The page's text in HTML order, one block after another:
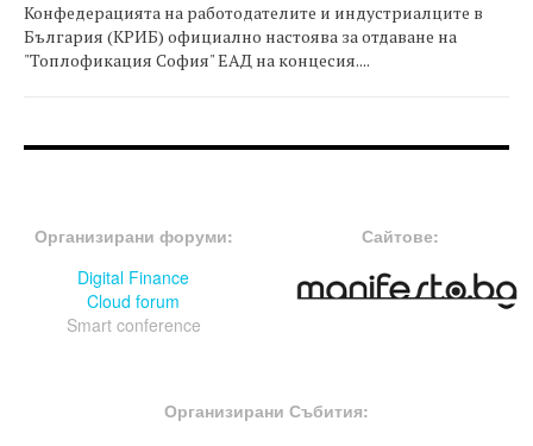
Конфедерацията на работодателите и индустриалците в
България (КРИБ) официално настоява за отдаване на
"Топлофикация София" ЕАД на концесия....
Организирани форуми:
Digital Finance
Cloud forum
Smart conference
Сайтове:
Организирани Събития: